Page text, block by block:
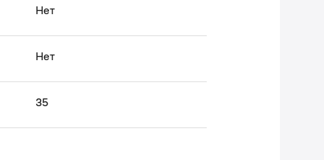
Нет
Нет
35